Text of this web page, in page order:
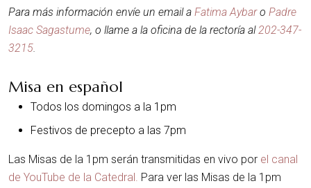
Para más información envíe un email a Fatima Aybaro Padre
Isaac Sagastume, o llame a la oficina de la rectoría al 202-347-
3215
Misa en español
Todos los domingos a la 1pm
Festivos de precepto a las 7pm
Las Misas de la 1pm serán transmitidas en vivo por el canal
de YouTube de la Catedral. Para ver las Misas de la 1pm